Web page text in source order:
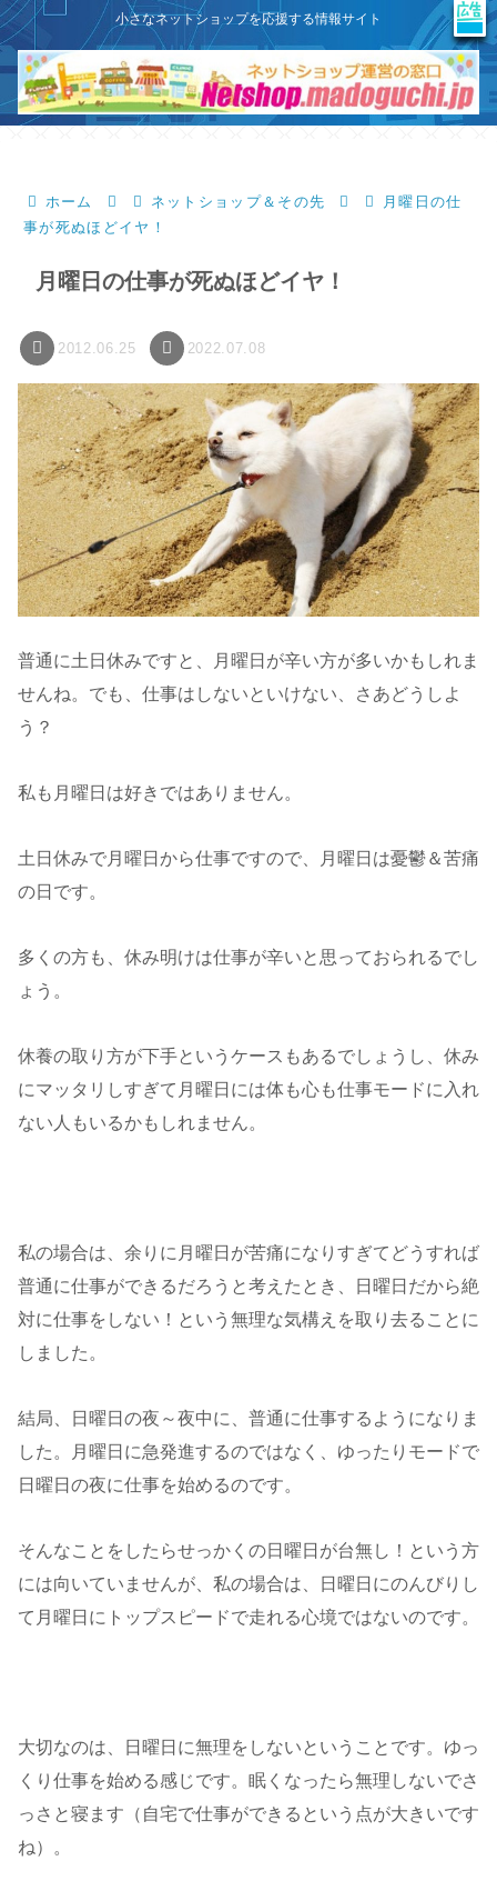
X
このサイトはプロモーションを含みます
小さなネットショップを応援する情報サイト
ホーム ネットショップ＆その先
月曜日の仕
事が死ぬほどイヤ！
月曜日の仕事が死ぬほどイヤ！
2012.06.25 2022.07.08
普通に土日休みですと、月曜日が辛い方が多いかもしれま
せんね。でも、仕事はしないといけない、さあどうしよ
う？
私も月曜日は好きではありません。
土日休みで月曜日から仕事ですので、月曜日は憂鬱＆苦痛
の日です。
多くの方も、休み明けは仕事が辛いと思っておられるでし
ょう。
休養の取り方が下手というケースもあるでしょうし、休み
にマッタリしすぎて月曜日には体も心も仕事モードに入れ
ない人もいるかもしれません。
私の場合は、余りに月曜日が苦痛になりすぎてどうすれば
普通に仕事ができるだろうと考えたとき、日曜日だから絶
対に仕事をしない！という無理な気構えを取り去ることに
しました。
結局、日曜日の夜～夜中に、普通に仕事するようになりま
した。月曜日に急発進するのではなく、ゆったりモードで
日曜日の夜に仕事を始めるのです。
そんなことをしたらせっかくの日曜日が台無し！という方
には向いていませんが、私の場合は、日曜日にのんびりし
て月曜日にトップスピードで走れる心境ではないのです。
大切なのは、日曜日に無理をしないということです。ゆっ
くり仕事を始める感じです。眠くなったら無理しないでさ
っさと寝ます（自宅で仕事ができるという点が大きいです
ね）。